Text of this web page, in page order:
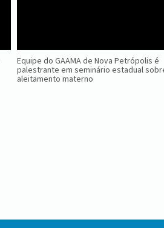
Equipe do GAAMA de Nova Petrópolis é
palestrante em seminário estadual
aleitamento materno